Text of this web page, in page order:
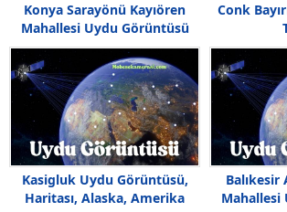
Konya Sarayönü Kayıören
Mahallesi Uydu Görüntüsü
Haritası
Conk
Kasigluk Uydu Görüntüsü,
Haritası, Alaska, Amerika
Balıkesir
Mahallesi